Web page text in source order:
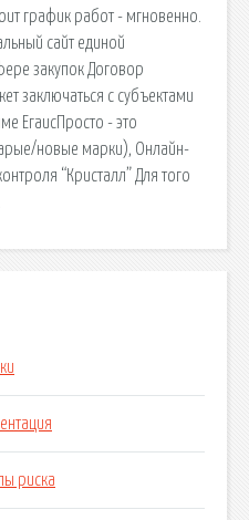
график работ - мгновенно.
сайт единой
закупок Договор
заключаться с субъектами
ЕгаисПросто - это
новые марки), Онлайн-
“Кристалл” Для того
риска